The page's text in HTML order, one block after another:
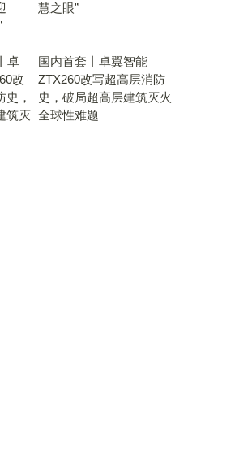
慧之眼”
国内首套丨卓翼智能
ZTX260改写超高层消防
史，破局超高层建筑灭火
全球性难题